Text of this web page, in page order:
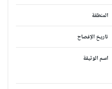
المنطقة
تاريخ الإفصاح
اسم الوثيقة